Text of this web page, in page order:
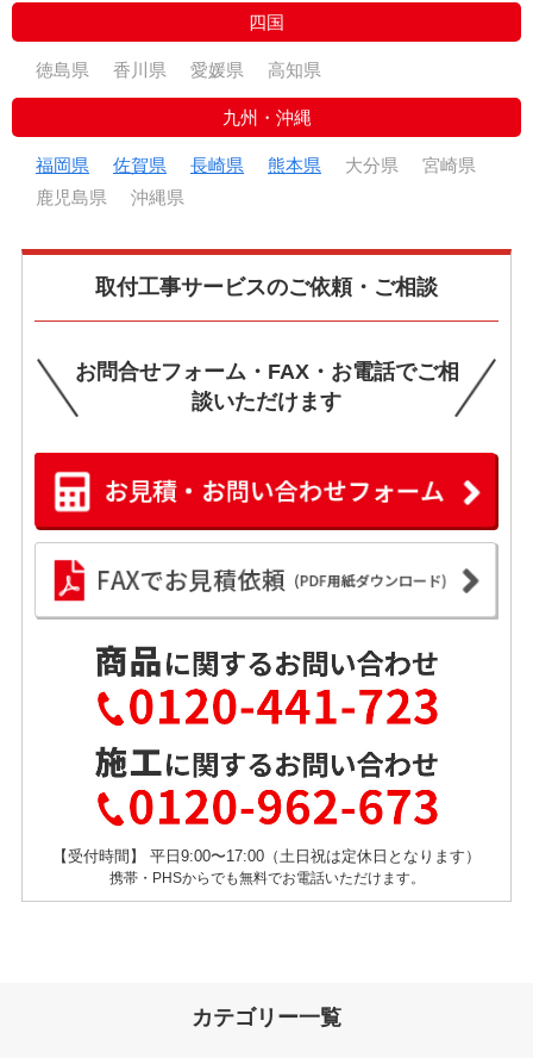
四国
徳島県 香川県 愛媛県 高知県
九州・沖縄
福岡県 佐賀県 長崎県 熊本県 大分県
宮崎県
鹿児島県
沖縄県
取付工事サービスのご依頼・ご相談
お問合せフォーム・FAX・お電話でご相
談いただけます
【受付時間】 平日9:00〜17:00（土日祝は定休日となります）
携帯・PHSからでも無料でお電話いただけます。
カテゴリー一覧